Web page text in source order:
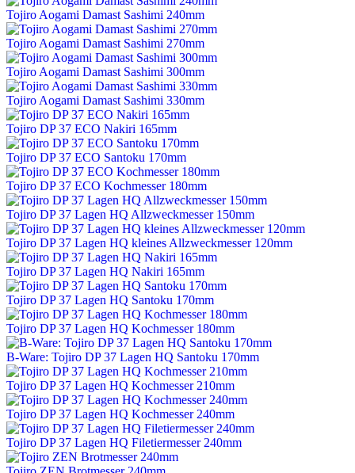
Tojiro Aogami Damast Sashimi 240mm
Tojiro Aogami Damast Sashimi 270mm
Tojiro Aogami Damast Sashimi 300mm
Tojiro Aogami Damast Sashimi 330mm
Tojiro DP 37 ECO Nakiri 165mm
Tojiro DP 37 ECO Santoku 170mm
Tojiro DP 37 ECO Kochmesser 180mm
Tojiro DP 37 Lagen HQ Allzweckmesser 150mm
Tojiro DP 37 Lagen HQ kleines Allzweckmesser 120mm
Tojiro DP 37 Lagen HQ Nakiri 165mm
Tojiro DP 37 Lagen HQ Santoku 170mm
Tojiro DP 37 Lagen HQ Kochmesser 180mm
B-Ware: Tojiro DP 37 Lagen HQ Santoku 170mm
Tojiro DP 37 Lagen HQ Kochmesser 210mm
Tojiro DP 37 Lagen HQ Kochmesser 240mm
Tojiro DP 37 Lagen HQ Filetiermesser 240mm